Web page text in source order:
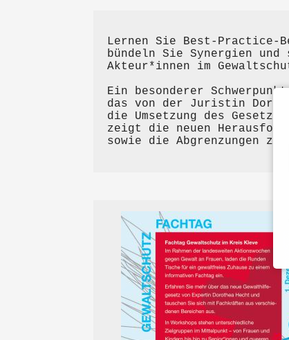
Lernen Sie Best-Practice-
bündeln Sie Synergien
Akteur*innen im
Ein besonderer
das von der Juristin
die Umsetzung des
zeigt die neuen
sowie die Abgrenzungen zu